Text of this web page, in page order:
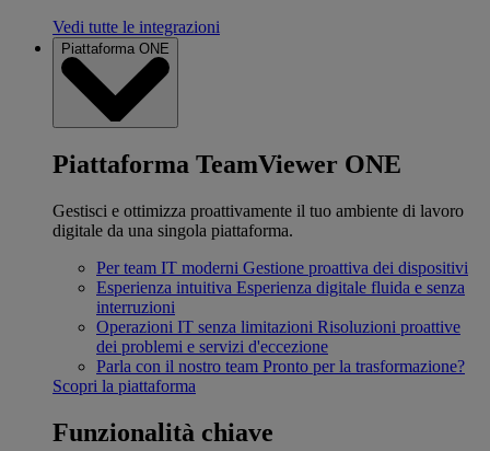
Vedi tutte le integrazioni
Piattaforma ONE
Piattaforma TeamViewer ONE
Gestisci e ottimizza proattivamente il tuo ambiente di lavoro
digitale da una singola piattaforma.
Per team IT moderni Gestione proattiva dei dispositivi
Esperienza intuitiva Esperienza digitale fluida e senza
interruzioni
Operazioni IT senza limitazioni Risoluzioni proattive
dei problemi e servizi d'eccezione
Parla con il nostro team Pronto per la trasformazione?
Scopri la piattaforma
Funzionalità chiave